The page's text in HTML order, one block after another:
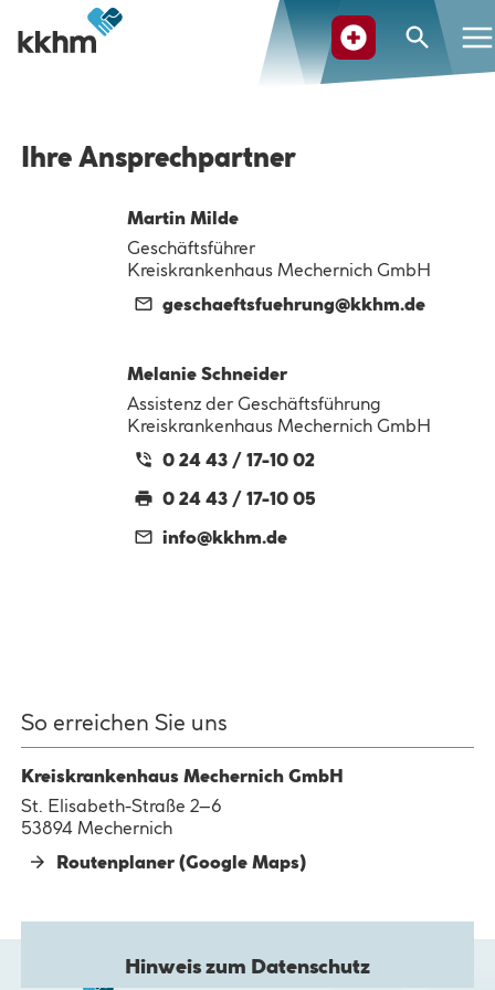
Suche
Ihre Ansprechpartner
Martin Milde
Geschäftsführer
Kreiskrankenhaus Mechernich GmbH
geschaeftsfuehrung@kkhm.de
Melanie Schneider
Assistenz der Geschäftsführung
Kreiskrankenhaus Mechernich GmbH
0 24 43 / 17-10 02
0 24 43 / 17-10 05
info@kkhm.de
So erreichen Sie uns
Kreiskrankenhaus Mechernich GmbH
St. Elisabeth-Straße 2–6
53894 Mechernich
Routenplaner (Google Maps)
Hinweis zum Datenschutz